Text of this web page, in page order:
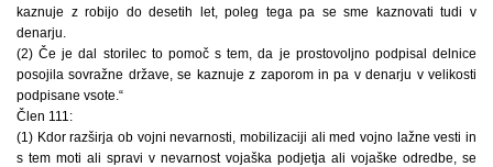
kaznuje z robijo do desetih let, poleg tega pa se sme kaznovati tudi v
denarju.
(2) Če je dal storilec to pomoč s tem, da je prostovoljno podpisal delnice
posojila sovražne države, se kaznuje z zaporom in pa v denarju v velikosti
podpisane vsote.“
Člen 111:
(1) Kdor razširja ob vojni nevarnosti, mobilizaciji ali med vojno lažne vesti in
s tem moti ali spravi v nevarnost vojaška podjetja ali vojaške odredbe, se